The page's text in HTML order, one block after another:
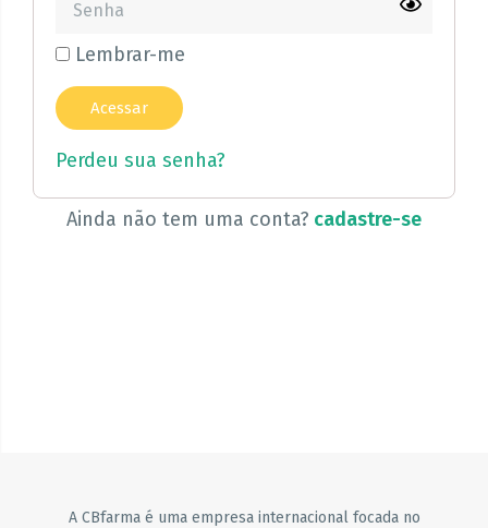
Lembrar-me
Perdeu sua senha?
Ainda não tem uma conta? cadastre-se
A CBfarma é uma empresa internacional focada no